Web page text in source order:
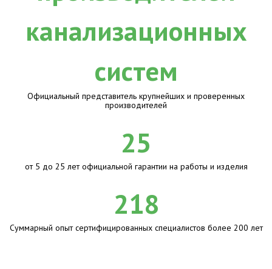
Официальный представитель крупнейших и проверенных
производителей
25
от 5 до 25 лет официальной гарантии на работы и изделия
218
Суммарный опыт сертифицированных специалистов более 200 лет